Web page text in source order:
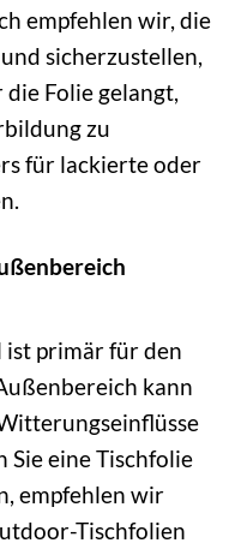
empfehlen wir, die
sicherzustellen,
Folie gelangt,
zu
für lackierte oder
ist primär für den
kann
Sie eine Tischfolie
empfehlen wir
Tischfolien